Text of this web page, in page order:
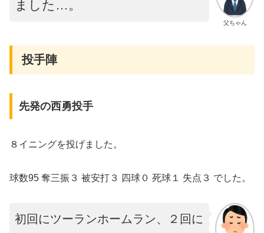
父ちゃん
ました…。
投手陣
先発の西勇投手
８イニングを投げました。
球数95 奪三振３ 被安打３ 四球０ 死球１ 失点３ でした。
初回にツーランホームラン、２回に